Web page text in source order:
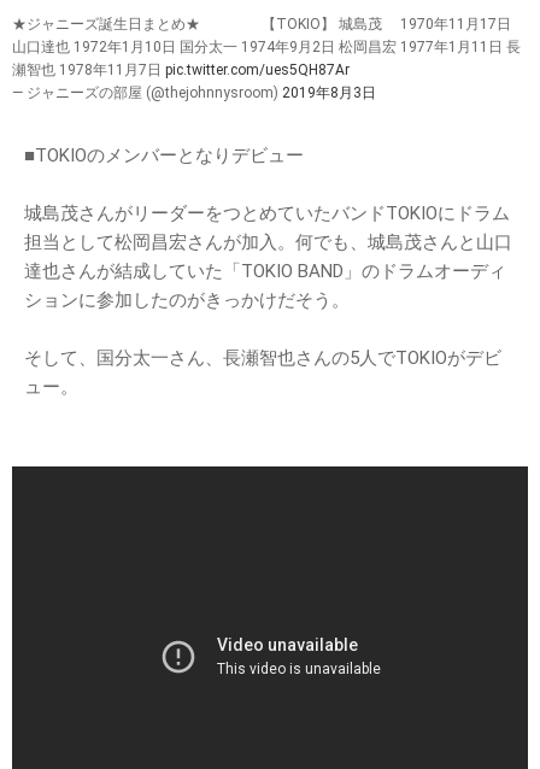
★ジャニーズ誕生日まとめ★ 【TOKIO】 城島茂 1970年11月17日
山口達也 1972年1月10日 国分太一 1974年9月2日 松岡昌宏 1977年1月11日 長
瀬智也 1978年11月7日 pic.twitter.com/ues5QH87Ar
— ジャニーズの部屋 (@thejohnnysroom) 2019年8月3日
■TOKIOのメンバーとなりデビュー
城島茂さんがリーダーをつとめていたバンドTOKIOにドラム
担当として松岡昌宏さんが加入。何でも、城島茂さんと山口
達也さんが結成していた「TOKIO BAND」のドラムオーディ
ションに参加したのがきっかけだそう。
そして、国分太一さん、長瀬智也さんの5人でTOKIOがデビ
ュー。